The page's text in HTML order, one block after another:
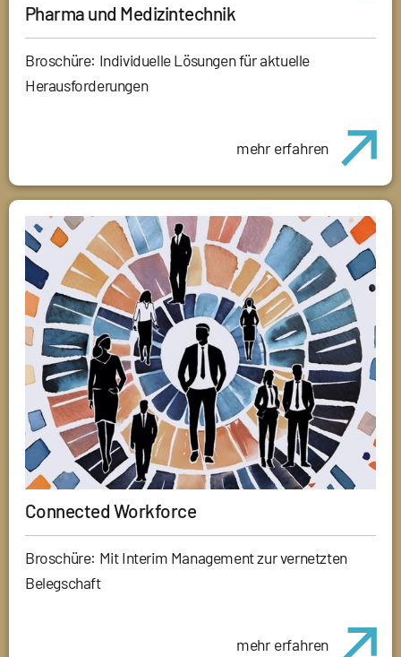
Pharma und Medizintechnik
Broschüre: Individuelle Lösungen für aktuelle
Herausforderungen
mehr erfahren
Connected Workforce
Broschüre: Mit Interim Management zur vernetzten
Belegschaft
mehr erfahren